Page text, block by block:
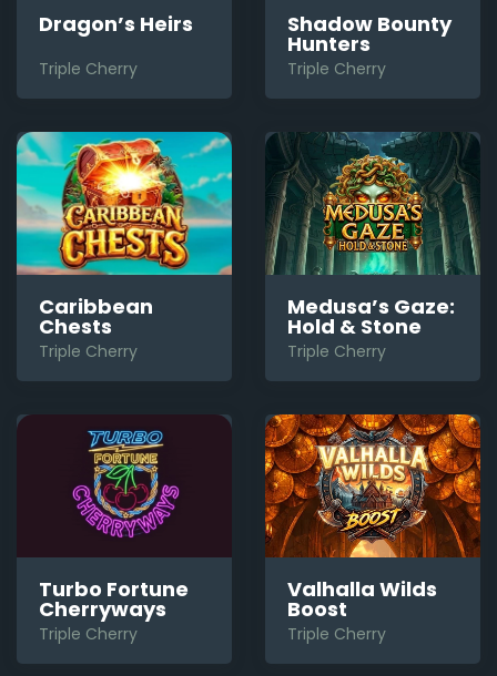
Dragon’s Heirs
Triple Cherry
Shadow Bounty
Hunters
Triple Cherry
Caribbean
Chests
Triple Cherry
Medusa’s Gaze:
Hold & Stone
Triple Cherry
Turbo Fortune
Cherryways
Triple Cherry
Valhalla Wilds
Boost
Triple Cherry